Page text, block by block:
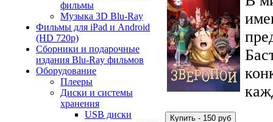
фильмы
Музыка 3D Blu-Ray
Фильмы для iPad и Android
(HD 720p)
Сборники и подарочные
издания Blu-Ray фильмов
Оборудование
Плееры
Диски и системы
хранения
USB диски